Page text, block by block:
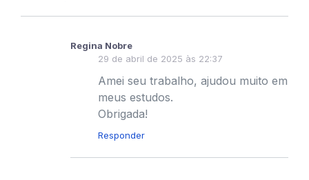
Regina Nobre
29 de abril de 2025 às 22:37
Amei seu trabalho, ajudou muito em
meus estudos.
Obrigada!
Responder